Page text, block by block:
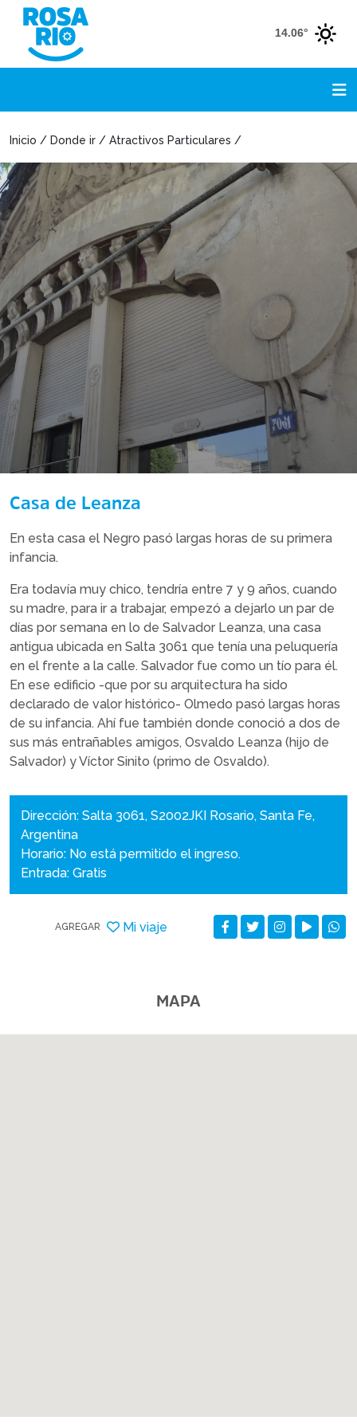
14.06°
Inicio / Donde ir / Atractivos Particulares /
Casa de Leanza
En esta casa el Negro pasó largas horas de su primera
infancia.
Era todavía muy chico, tendría entre 7 y 9 años, cuando
su madre, para ir a trabajar, empezó a dejarlo un par de
días por semana en lo de Salvador Leanza, una casa
antigua ubicada en Salta 3061 que tenía una peluquería
en el frente a la calle. Salvador fue como un tío para él.
En ese edificio -que por su arquitectura ha sido
declarado de valor histórico- Olmedo pasó largas horas
de su infancia. Ahí fue también donde conoció a dos de
sus más entrañables amigos, Osvaldo Leanza (hijo de
Salvador) y Víctor Sinito (primo de Osvaldo).
Dirección: Salta 3061, S2002JKI Rosario, Santa Fe,
Argentina
Horario: No está permitido el ingreso.
Entrada: Gratis
AGREGAR Mi viaje
MAPA